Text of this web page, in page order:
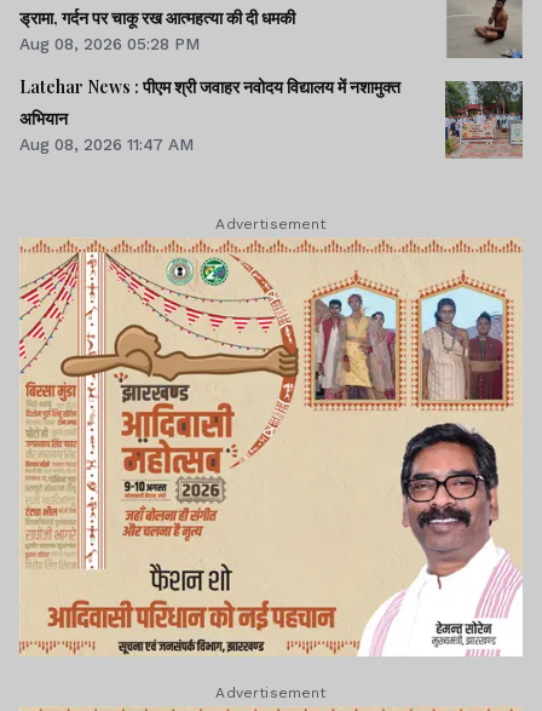
ड्रामा, गर्दन पर चाकू रख आत्महत्या की दी धमकी
Aug 08, 2026 05:28 PM
Latehar News : पीएम श्री जवाहर नवोदय विद्यालय में नशामुक्‍त
अभियान
Aug 08, 2026 11:47 AM
Advertisement
Advertisement